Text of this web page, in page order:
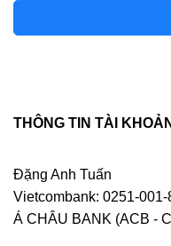
THÔNG TIN TÀI KHOẢN
Đặng Anh Tuấn
Vietcombank: 0251-
Á CHÂU BANK (ACB -